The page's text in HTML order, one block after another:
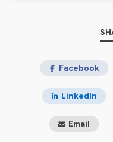
confidentialitepour
Facebook
LinkedIn
Email